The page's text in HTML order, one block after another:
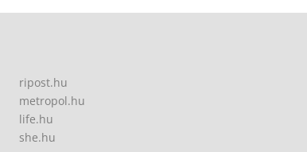
ripost.hu
metropol.hu
life.hu
she.hu